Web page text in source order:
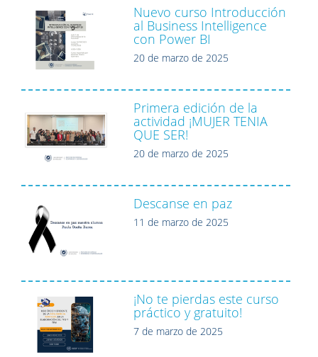
Nuevo curso Introducción
al Business Intelligence
con Power BI
20 de marzo de 2025
Primera edición de la
actividad ¡MUJER TENIA
QUE SER!
20 de marzo de 2025
Descanse en paz
11 de marzo de 2025
¡No te pierdas este curso
práctico y gratuito!
7 de marzo de 2025